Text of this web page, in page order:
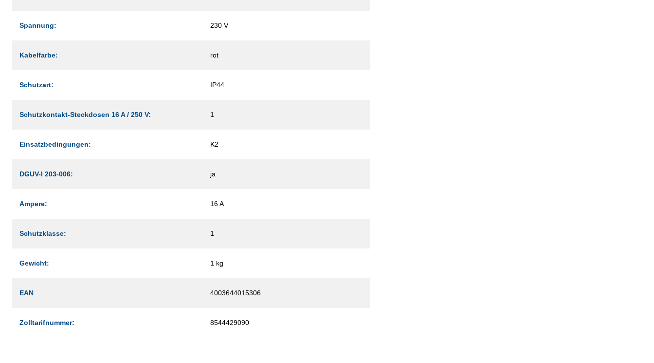
Spannung: 230 V
Kabelfarbe: rot
Schutzart: IP44
Schutzkontakt-Steckdosen 16 A / 250 V: 1
Einsatzbedingungen: K2
DGUV-I 203-006: ja
Ampere: 16 A
Schutzklasse: 1
Gewicht: 1 kg
EAN 4003644015306
Zolltarifnummer: 8544429090